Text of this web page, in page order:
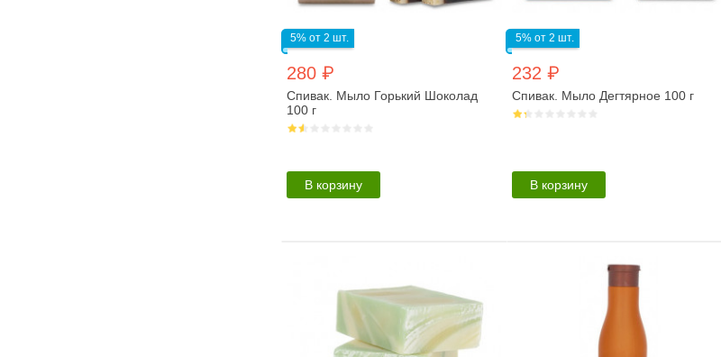
5% от 2 шт.
280 ₽
Спивак. Мыло Горький Шоколад
100 г
В корзину
5% от 2 шт.
232 ₽
Спивак. Мыло Дегтярное 100 г
В корзину